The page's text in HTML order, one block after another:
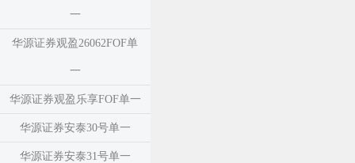
一
华源证券观盈26062FOF单
一
华源证券观盈乐享FOF单一
华源证券安泰30号单一
华源证券安泰31号单一